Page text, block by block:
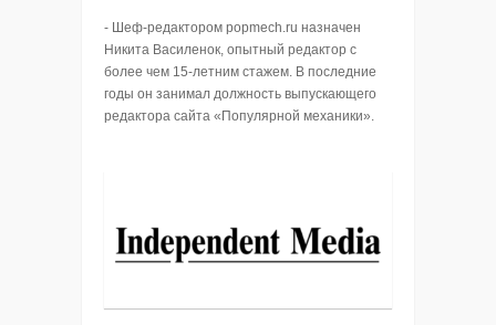
- Шеф-редактором popmech.ru назначен
Никита Василенок, опытный редактор с
более чем 15-летним стажем. В последние
годы он занимал должность выпускающего
редактора сайта «Популярной механики».